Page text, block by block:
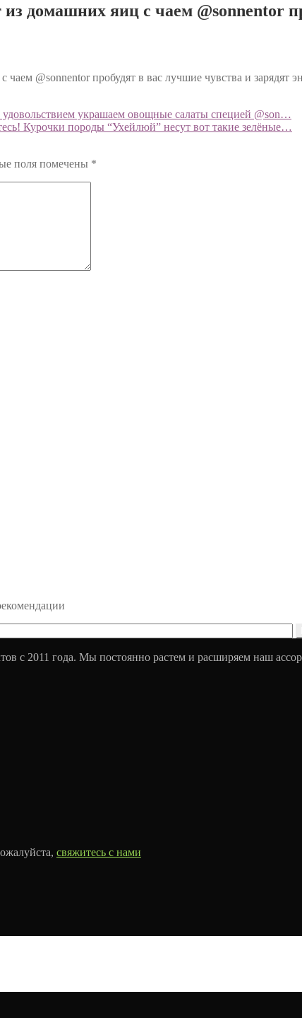
из домашних яиц с чаем @sonnentor
@sonnentor пробудят в вас лучшие чувства и зарядят
удовольствием украшаем овощные салаты специей @son…
Курочки породы “Ухейлюй” несут вот такие зелёные…
поля помечены *
с 2011 года. Мы постоянно растем и расширяем наш
свяжитесь с нами